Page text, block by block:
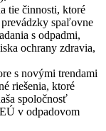
tie činnosti, ktoré
spaľovne
s odpadmi,
ochrany zdravia,
s novými trendami
riešenia, ktoré
spoločnosť
v odpadovom